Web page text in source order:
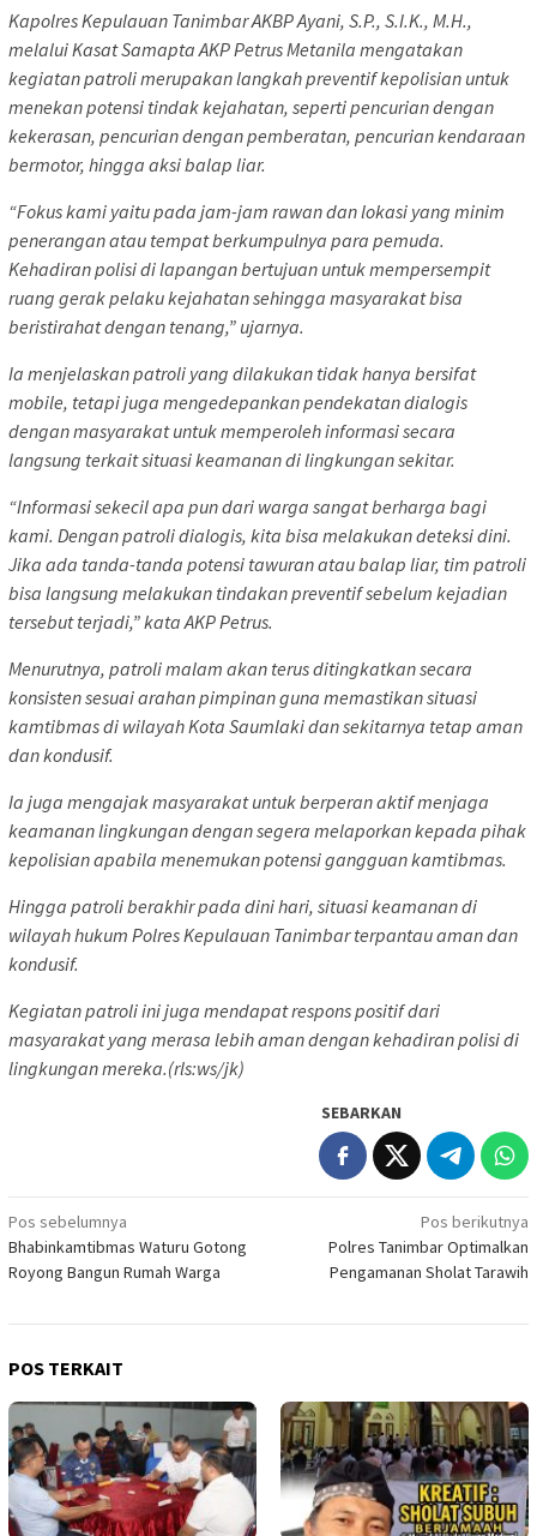
Kapolres Kepulauan Tanimbar AKBP Ayani, S.P., S.I.K., M.H.,
melalui Kasat Samapta AKP Petrus Metanila mengatakan
kegiatan patroli merupakan langkah preventif kepolisian untuk
menekan potensi tindak kejahatan, seperti pencurian dengan
kekerasan, pencurian dengan pemberatan, pencurian kendaraan
bermotor, hingga aksi balap liar.
“Fokus kami yaitu pada jam-jam rawan dan lokasi yang minim
penerangan atau tempat berkumpulnya para pemuda.
Kehadiran polisi di lapangan bertujuan untuk mempersempit
ruang gerak pelaku kejahatan sehingga masyarakat bisa
beristirahat dengan tenang,” ujarnya.
Ia menjelaskan patroli yang dilakukan tidak hanya bersifat
mobile, tetapi juga mengedepankan pendekatan dialogis
dengan masyarakat untuk memperoleh informasi secara
langsung terkait situasi keamanan di lingkungan sekitar.
“Informasi sekecil apa pun dari warga sangat berharga bagi
kami. Dengan patroli dialogis, kita bisa melakukan deteksi dini.
Jika ada tanda-tanda potensi tawuran atau balap liar, tim patroli
bisa langsung melakukan tindakan preventif sebelum kejadian
tersebut terjadi,” kata AKP Petrus.
Menurutnya, patroli malam akan terus ditingkatkan secara
konsisten sesuai arahan pimpinan guna memastikan situasi
kamtibmas di wilayah Kota Saumlaki dan sekitarnya tetap aman
dan kondusif.
Ia juga mengajak masyarakat untuk berperan aktif menjaga
keamanan lingkungan dengan segera melaporkan kepada pihak
kepolisian apabila menemukan potensi gangguan kamtibmas.
Hingga patroli berakhir pada dini hari, situasi keamanan di
wilayah hukum Polres Kepulauan Tanimbar terpantau aman dan
kondusif.
Kegiatan patroli ini juga mendapat respons positif dari
masyarakat yang merasa lebih aman dengan kehadiran polisi di
lingkungan mereka.(rls:ws/jk)
SEBARKAN
Navigasi
pos
Pos sebelumnya
Bhabinkamtibmas Waturu Gotong
Royong Bangun Rumah Warga
Pos berikutnya
Polres Tanimbar Optimalkan
Pengamanan Sholat Tarawih
POS TERKAIT